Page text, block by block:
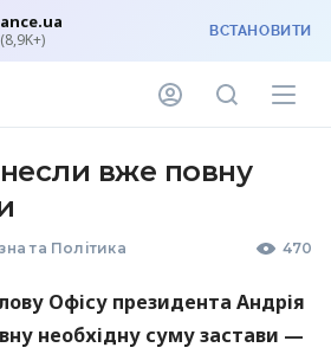
(8,9K+) ВСТАНОВИТИ
вже повну
та Політика 470
Офісу президента Андрія
необхідну суму застави —